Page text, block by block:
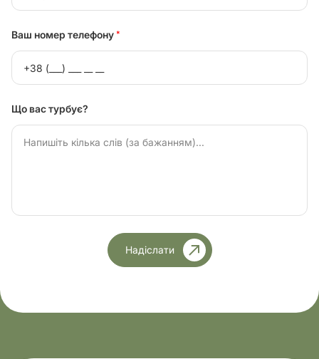
Ваш номер телефону *
Що вас турбує?
Надіслати